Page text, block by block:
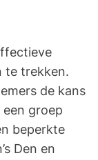
te trekken.
de kans
groep
beperkte
Den en